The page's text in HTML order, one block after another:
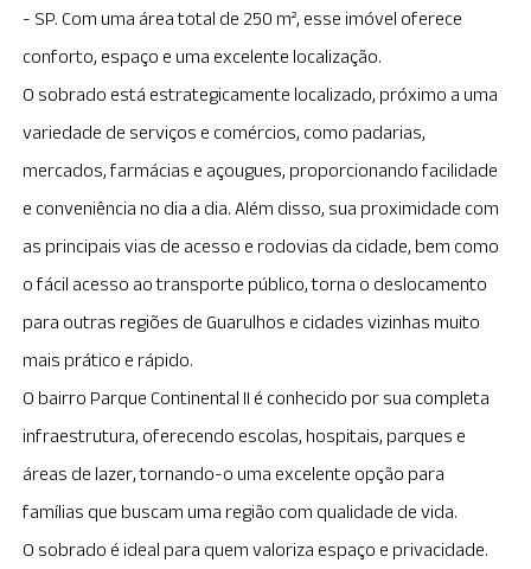
- SP. Com uma área total de 250 m², esse imóvel oferece
conforto, espaço e uma excelente localização.
O sobrado está estrategicamente localizado, próximo a uma
variedade de serviços e comércios, como padarias,
mercados, farmácias e açougues, proporcionando facilidade
e conveniência no dia a dia. Além disso, sua proximidade com
as principais vias de acesso e rodovias da cidade, bem como
o fácil acesso ao transporte público, torna o deslocamento
para outras regiões de Guarulhos e cidades vizinhas muito
mais prático e rápido.
O bairro Parque Continental II é conhecido por sua completa
infraestrutura, oferecendo escolas, hospitais, parques e
áreas de lazer, tornando-o uma excelente opção para
famílias que buscam uma região com qualidade de vida.
O sobrado é ideal para quem valoriza espaço e privacidade.